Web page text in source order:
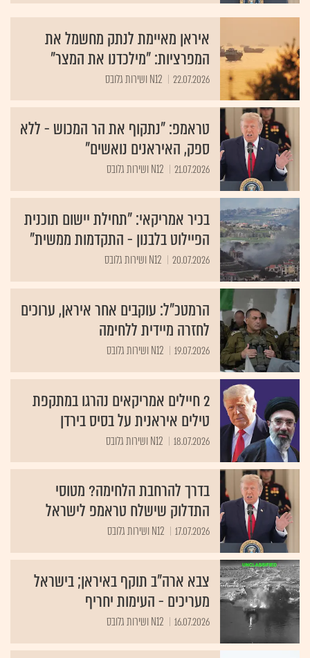
איראן מאיימת לנתק מחשמל את
המפרציות: "מילכדנו את המצר"
22.07.2026 N12 ושירות גלובס
טראמפ: "נתקוף את הר המכוש - ללא
ספק, האיראנים נואשים"
21.07.2026 N12 ושירות גלובס
בכיר אמריקאי: "תחילת יישום תוכנית
הפיילוט בלבנון - התקדמות ממשית"
20.07.2026 N12 ושירות גלובס
הרמטכ"ל: עוקבים אחר איראן, ערוכים
לחזרה מיידית ללחימה
19.07.2026 N12 ושירות גלובס
2 חיילים אמריקאים נהרגו במתקפת
טילים איראנית על בסיס בירדן
18.07.2026 N12 ושירות גלובס
בדרך להרחבת הלחימה? מטוסי
התדלוק שישלח טראמפ לישראל
17.07.2026 N12 ושירות גלובס
צבא ארה"ב תוקף באיראן; בישראל
מעריכים - העימות יחריף
16.07.2026 N12 ושירות גלובס